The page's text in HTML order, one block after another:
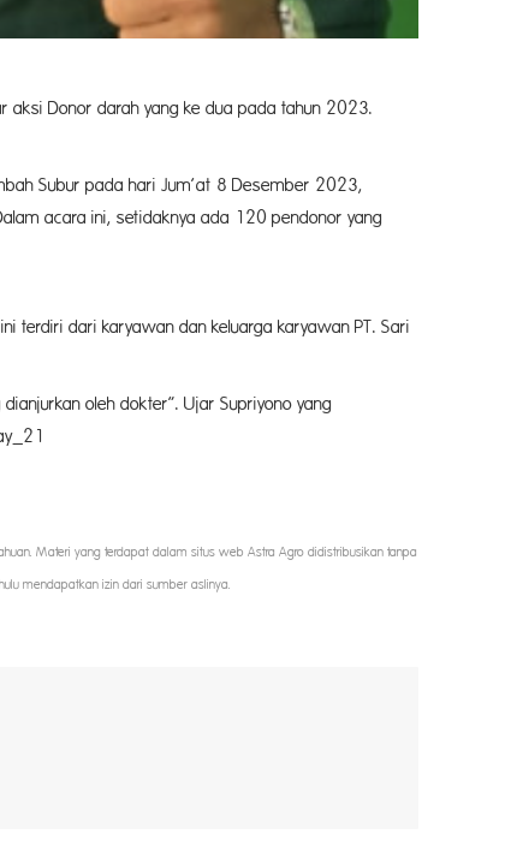
ke dua pada tahun 2023.
Jum’at 8 Desember 2023,
ada 120 pendonor yang
keluarga karyawan PT. Sari
oleh dokter”. Ujar Supriyono yang
Materi yang terdapat dalam situs web Astra Agro didistribusikan tanpa
mendapatkan izin dari sumber aslinya.